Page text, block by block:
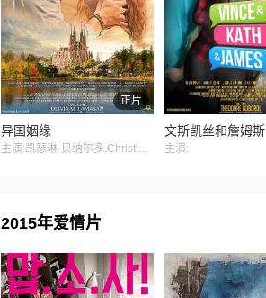
正片
异国姻缘
主演:凯瑟琳·贝纳尔多,Christina Sanchez Elloso,Joshua Garcia,丹尼尔·帕迪亚
文斯凯丝和詹姆斯
主演:
2015年爱情片